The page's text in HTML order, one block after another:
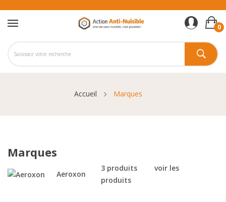
0
Accueil Marques
Marques
Aeroxon
3 produits
voir les
produits